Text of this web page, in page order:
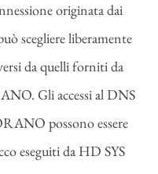
originata dai
scegliere liberamente
da quelli forniti da
Gli accessi al DNS
possono essere
eseguiti da HD SYS